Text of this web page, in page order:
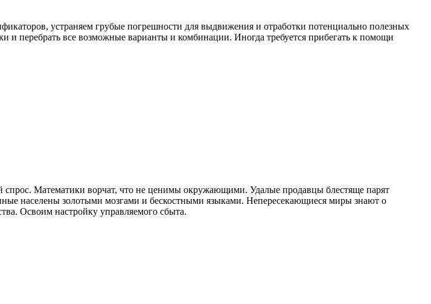
устраняем грубые погрешности для выдвижения и отработки потенциально полезных
и перебрать все возможные варианты и комбинации. Иногда требуется прибегать к помощи
Математики ворчат, что не ценимы окружающими. Удалые продавцы блестяще парят
населены золотыми мозгами и бескостными языками. Непересекающиеся миры знают о
Освоим настройку управляемого сбыта.